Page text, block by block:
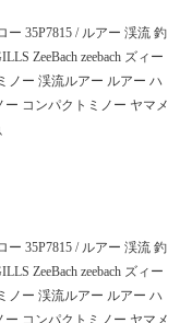
35P7815 / ルアー 渓流 釣
ZeeBach zeebach ズィー
ノー 渓流ルアー ルアー ハ
コンパクトミノー ヤマメ
35P7815 / ルアー 渓流 釣
ZeeBach zeebach ズィー
ノー 渓流ルアー ルアー ハ
コンパクトミノー ヤマメ